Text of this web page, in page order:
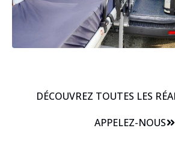
DÉCOUVREZ TOUTES LES
APPELEZ-NOUS